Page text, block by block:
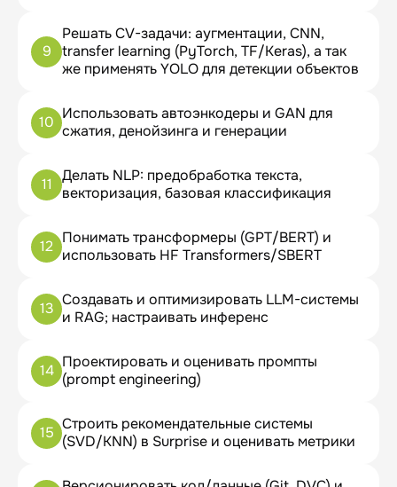
9
Решать CV-задачи: аугментации, CNN,
transfer learning (PyTorch, TF/Keras), а так
же применять YOLO для детекции объектов
10 Использовать автоэнкодеры и GAN для
сжатия, денойзинга и генерации
11
Делать NLP: предобработка текста,
векторизация, базовая классификация
12 Понимать трансформеры (GPT/BERT) и
использовать HF Transformers/SBERT
13 Создавать и оптимизировать LLM-системы
и RAG; настраивать инференс
14 Проектировать и оценивать промпты
(prompt engineering)
15 Строить рекомендательные системы
(SVD/KNN) в Surprise и оценивать метрики